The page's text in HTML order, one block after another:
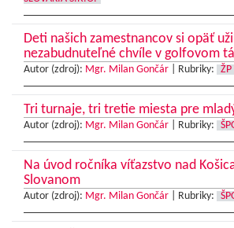
Deti našich zamestnancov si opäť
nezabudnuteľné chvíle v golfovom
Autor (zdroj): Mgr. Milan Gončár Rubriky: ŽP
Tri turnaje, tri tretie miesta pre
Autor (zdroj): Mgr. Milan Gončár Rubriky:
Na úvod ročníka víťazstvo nad
Slovanom
Autor (zdroj): Mgr. Milan Gončár Rubriky: